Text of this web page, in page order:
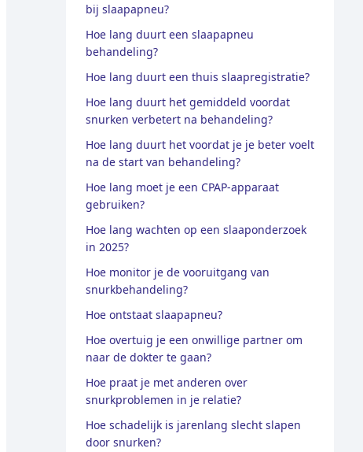
bij slaapapneu?
Hoe lang duurt een slaapapneu
behandeling?
Hoe lang duurt een thuis slaapregistratie?
Hoe lang duurt het gemiddeld voordat
snurken verbetert na behandeling?
Hoe lang duurt het voordat je je beter voelt
na de start van behandeling?
Hoe lang moet je een CPAP-apparaat
gebruiken?
Hoe lang wachten op een slaaponderzoek
in 2025?
Hoe monitor je de vooruitgang van
snurkbehandeling?
Hoe ontstaat slaapapneu?
Hoe overtuig je een onwillige partner om
naar de dokter te gaan?
Hoe praat je met anderen over
snurkproblemen in je relatie?
Hoe schadelijk is jarenlang slecht slapen
door snurken?